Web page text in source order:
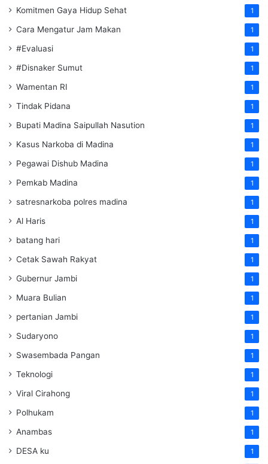
Komitmen Gaya Hidup Sehat 1
Cara Mengatur Jam Makan 1
#Evaluasi 1
#Disnaker Sumut 1
Wamentan RI 1
Tindak Pidana 1
Bupati Madina Saipullah Nasution 1
Kasus Narkoba di Madina 1
Pegawai Dishub Madina 1
Pemkab Madina 1
satresnarkoba polres madina 1
Al Haris 1
batang hari 1
Cetak Sawah Rakyat 1
Gubernur Jambi 1
Muara Bulian 1
pertanian Jambi 1
Sudaryono 1
Swasembada Pangan 1
Teknologi 1
Viral Cirahong 1
Polhukam 1
Anambas 1
DESA ku 1